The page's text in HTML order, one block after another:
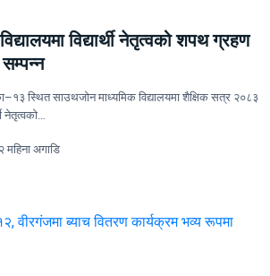
विद्यार्थी नेतृत्वको शपथ ग्रहण
स्थित साउथजोन माध्यमिक विद्यालयमा शैक्षिक सत्र २०८३
नेतृत्वको…
२ महिना अगाडि